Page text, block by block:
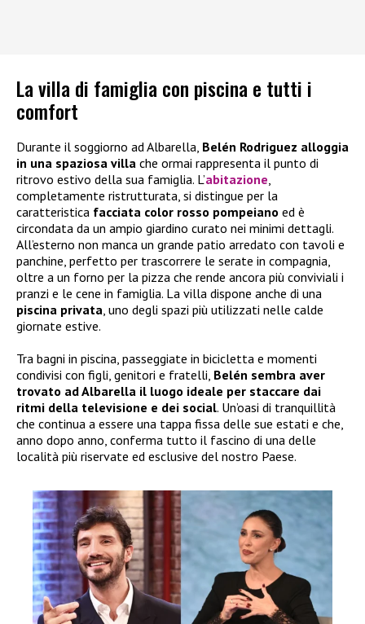
La villa di famiglia con piscina e tutti i
comfort
Durante il soggiorno ad Albarella, Belén Rodriguez alloggia
in una spaziosa villa che ormai rappresenta il punto di
ritrovo estivo della sua famiglia. L’abitazione
completamente ristrutturata, si distingue per la
caratteristica facciata color rosso pompeiano ed è
circondata da un ampio giardino curato nei minimi dettagli.
All’esterno non manca un grande patio arredato con tavoli e
panchine, perfetto per trascorrere le serate in compagnia,
oltre a un forno per la pizza che rende ancora più conviviali i
pranzi e le cene in famiglia. La villa dispone anche di una
piscina privata , uno degli spazi più utilizzati nelle calde
giornate estive.
Tra bagni in piscina, passeggiate in bicicletta e momenti
condivisi con figli, genitori e fratelli, Belén sembra aver
trovato ad Albarella il luogo ideale per staccare dai
ritmi della televisione e dei social. Un’oasi di tranquillità
che continua a essere una tappa fissa delle sue estati e che,
anno dopo anno, conferma tutto il fascino di una delle
località più riservate ed esclusive del nostro Paese.